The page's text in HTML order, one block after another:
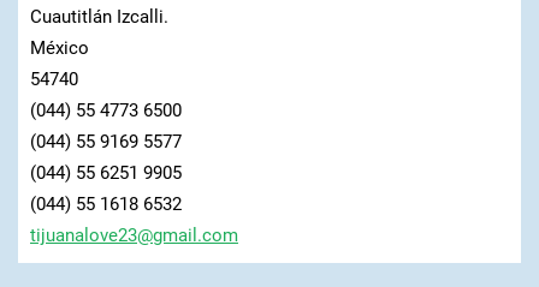
Cuautitlán Izcalli.
México
54740
(044) 55 4773 6500
(044) 55 9169 5577
(044) 55 6251 9905
(044) 55 1618 6532
tijuanal ove23@gmail.com